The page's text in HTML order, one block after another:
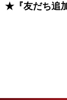
★『友だち追